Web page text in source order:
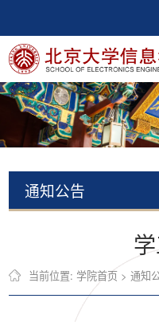
通知公告
当前位置:学院首页 >通知